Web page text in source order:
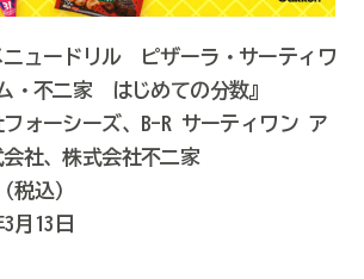
ニュードリル ピザーラ・サーティワ
・不二家 はじめての分数』
ォーシーズ、B-R サーティワン ア
社、株式会社不二家
（税込）
月13日